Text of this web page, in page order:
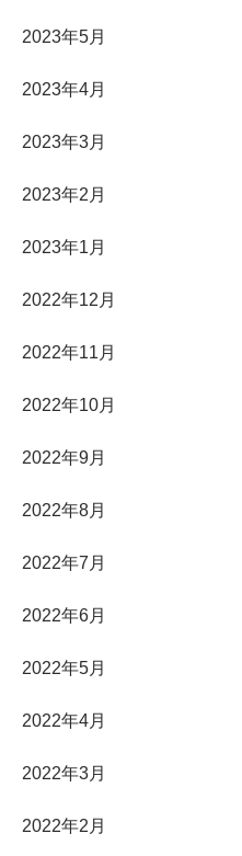
2023年5月
2023年4月
2023年3月
2023年2月
2023年1月
2022年12月
2022年11月
2022年10月
2022年9月
2022年8月
2022年7月
2022年6月
2022年5月
2022年4月
2022年3月
2022年2月